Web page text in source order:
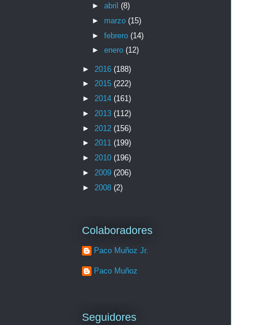
► abril (8)
► marzo (15)
► febrero (14)
► enero (12)
► 2016 (188)
► 2015 (222)
► 2014 (161)
► 2013 (112)
► 2012 (156)
► 2011 (199)
► 2010 (196)
► 2009 (206)
► 2008 (2)
Colaboradores
Paco Muñoz Jr.
Paco Muñoz
Seguidores